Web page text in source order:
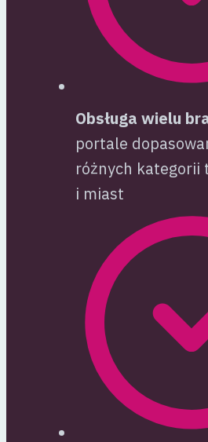
Obsługa wielu
portale
różnych kategorii
i miast